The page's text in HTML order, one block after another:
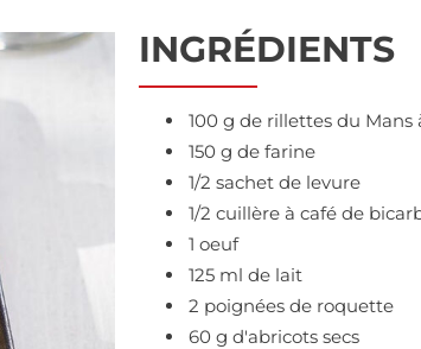
INGRÉDIENTS
100 g de rillettes du
150 g de farine
1/2 sachet de levure
1/2 cuillère à café de
1 oeuf
125 ml de lait
2 poignées de roquette
60 g d'abricots secs